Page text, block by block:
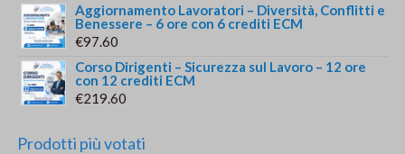
Aggiornamento Lavoratori – Diversità, Conflitti e
Benessere – 6 ore con 6 crediti ECM
€97.60
Corso Dirigenti – Sicurezza sul Lavoro – 12 ore
con 12 crediti ECM
€219.60
Prodotti più votati